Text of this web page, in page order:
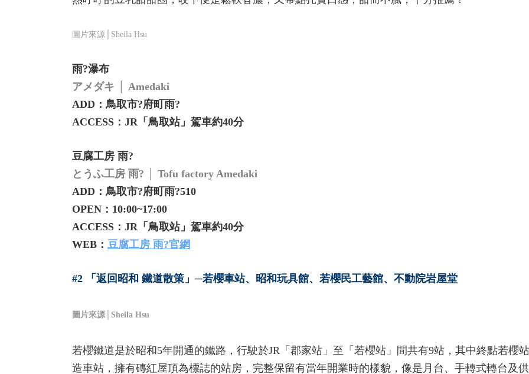
圖片來源│Sheila Hsu
雨?瀑布
アメダキ │ Amedaki
ADD：鳥取市?府町雨?
ACCESS：JR「鳥取站」駕車約40分
豆腐工房 雨?
とうふ工房 雨? │ Tofu factory Amedaki
ADD：鳥取市?府町雨?510
OPEN：10:00~17:00
ACCESS：JR「鳥取站」駕車約40分
WEB： 豆腐工房 雨?官網
#2 「返回昭和 鐵道散策」─若櫻車站、昭和玩具館、若櫻民工藝館、不動院岩屋堂
圖片來源│Sheila Hsu
若櫻鐵道是於昭和5年開通的鐵路，行駛於JR「郡家站」至「若櫻站」間共有9站，其中終點若櫻
造車站，擁有磚紅屋頂為標誌的站房，完整保留有當年開業時的樣貌，像是月台、手轉式轉台及